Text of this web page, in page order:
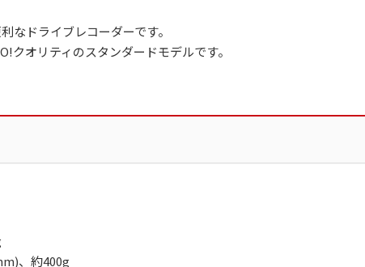
なドライブレコーダーです。
クオリティのスタンダードモデルです。
、約400g